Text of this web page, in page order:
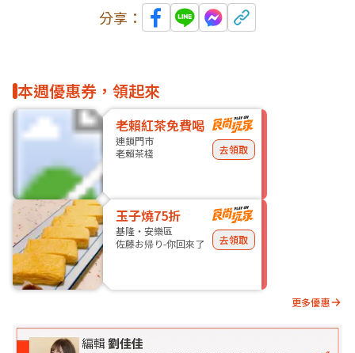
分享：
本週優惠券，領起來
老賴紅茶免費喝
連鎖門市
老賴茶棧
去領取
玉子燒75折
基隆・安樂區
佐藤お帰り-你回來了
去領取
更多優惠